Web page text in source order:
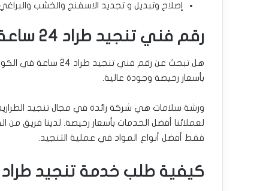
إصلاح وتبديل و تجديد الاسفنج والخشب والبراغي
رقم فني تنجيد طراد 24 ساعة في الكويت
هل تبحث عن رقم فني
بأسعار رخيصة وجودة عالية.
ورشة سلامات هي شركة رائدة في مجال تنجيد
لعملائنا أفضل الخدمات بأسعار رخيصة. لدينا فريق
فقط أفضل أنواع المواد في عملية التنجيد.
كيفية طلب خدمة تنجيد